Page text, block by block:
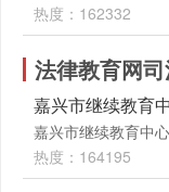
热度：162332
法律教育网
嘉兴市继续教育
嘉兴市继续教育中
热度：164195